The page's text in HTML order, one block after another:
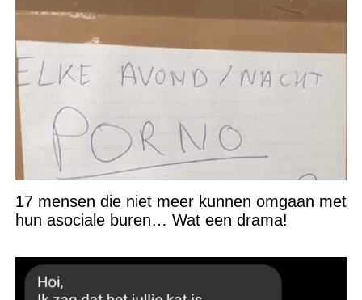
17 mensen die niet meer kunnen omgaan met
hun asociale buren… Wat een drama!